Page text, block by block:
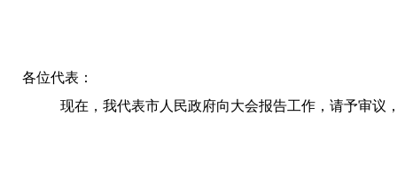
各位代表：
现在，我代表市人民政府向大会报告工作，请予审议